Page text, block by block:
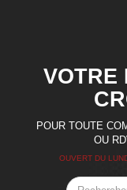
VOTRE
POUR TOUTE
OU
OUVERT DU